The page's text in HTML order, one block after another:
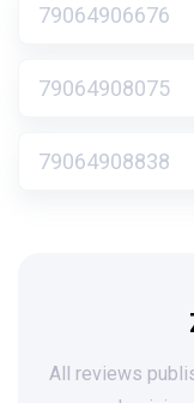
79064906676
79064908075
79064908838
All reviews